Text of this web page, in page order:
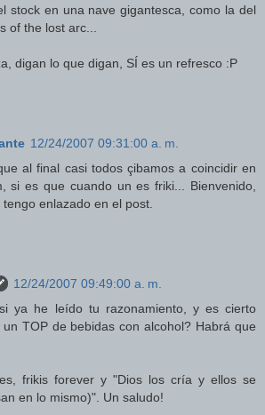
stock en una nave gigantesca, como la del
of the lost arc...
digan lo que digan, SÍ es un refresco :P
12/24/2007 09:31:00 a. m.
al final casi todos çibamos a coincidir en
si es que cuando un es friki... Bienvenido,
enlazado en el post.
12/24/2007 09:49:00 a. m.
ya he leído tu razonamiento, y es cierto
TOP de bebidas con alcohol? Habrá que
frikis forever y "Dios los cría y ellos se
en lo mismo)". Un saludo!